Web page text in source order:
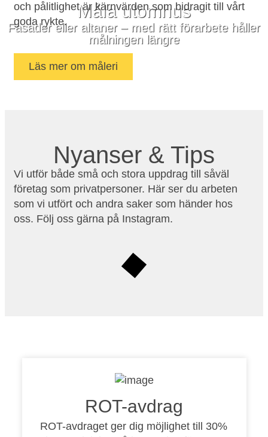
Måla utomhus
Fasader eller altaner – med rätt förarbete håller
målningen längre
och pålitlighet är kärnvärden som bidragit till vårt
goda rykte.
Läs mer om måleri
Nyanser & Tips
Vi utför både små och stora uppdrag till såväl
företag som privatpersoner. Här ser du arbeten
som vi utfört och andra saker som händer hos
oss. Följ oss gärna på Instagram.
ROT-avdrag
ROT-avdraget ger dig möjlighet till 30%